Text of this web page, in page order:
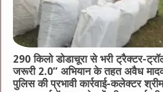
290 किलो डोडाचूरा से भरी ट्रैक्टर-
जरूरी 2.0” अभियान के तहत अवैध मादक
पुलिस की प्रभावी कार्रवाई-कलेक्टर